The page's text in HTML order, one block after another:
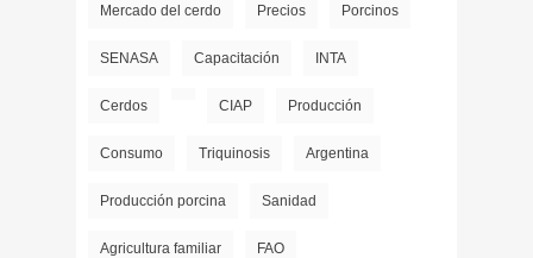
Mercado del cerdo Precios Porcinos
SENASA Capacitación INTA
Cerdos CIAP Producción
Consumo Triquinosis Argentina
Producción porcina Sanidad
Agricultura familiar FAO